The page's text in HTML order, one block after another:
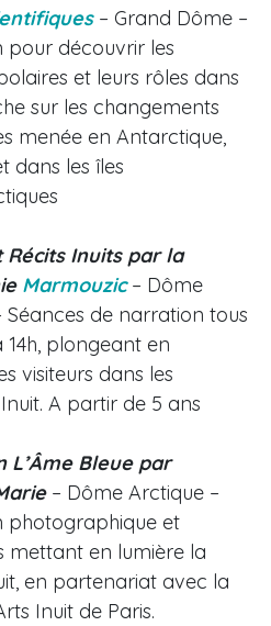
– Grand Dôme –
pour découvrir les
et leurs rôles dans
sur les changements
menée en Antarctique,
dans les îles
Récits Inuits par la
Marmouzic– Dôme
Séances de narration tous
14h, plongeant en
visiteurs dans les
A partir de 5 ans
L’Âme Bleue par
– Dôme Arctique –
photographique et
mettant en lumière la
en partenariat avec la
Inuit de Paris.